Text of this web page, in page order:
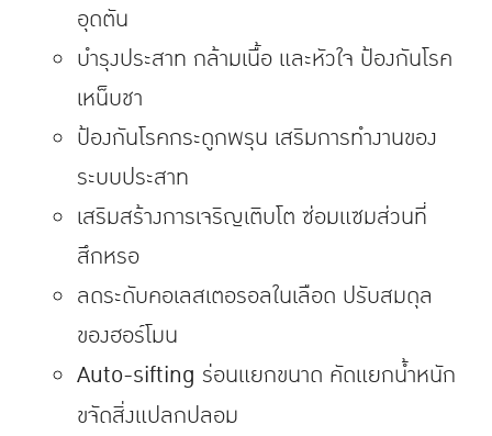
อุดตัน
บำรุงประสาท กล้ามเนื้อ และหัวใจ ป้องกันโรค
เหน็บชา
ป้องกันโรคกระดูกพรุน เสริมการทำงานของ
ระบบประสาท
เสริมสร้างการเจริญเติบโต ซ่อมแซมส่วนที่
สึกหรอ
ลดระดับคอเลสเตอรอลในเลือด ปรับสมดุล
ของฮอร์โมน
Auto-sifting ร่อนแยกขนาด คัดแยกน้ำหนัก
ขจัดสิ่งแปลกปลอม